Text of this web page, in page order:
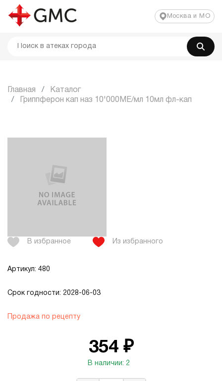
Москва и МО
Главная
Каталог
Гриппферон кап наз 10'000МЕ/мл 10мл фл-кап
В избранное Из избранного
Артикул: 480
Срок годности: 2028-06-03
Продажа по рецепту
354 ₽
В наличии: 2